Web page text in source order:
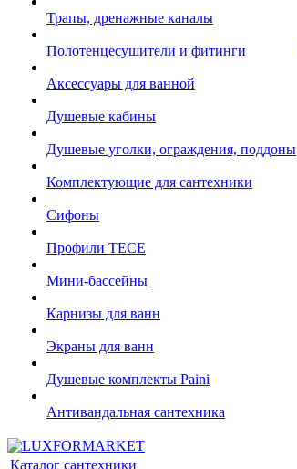
Трапы, дренажные каналы
Полотенцесушители и фитинги
Аксессуары для ванной
Душевые кабины
Душевые уголки, ограждения, поддоны
Комплектующие для сантехники
Сифоны
Профили TECE
Мини-бассейны
Карнизы для ванн
Экраны для ванн
Душевые комплекты Paini
Антивандальная сантехника
Каталог сантехники